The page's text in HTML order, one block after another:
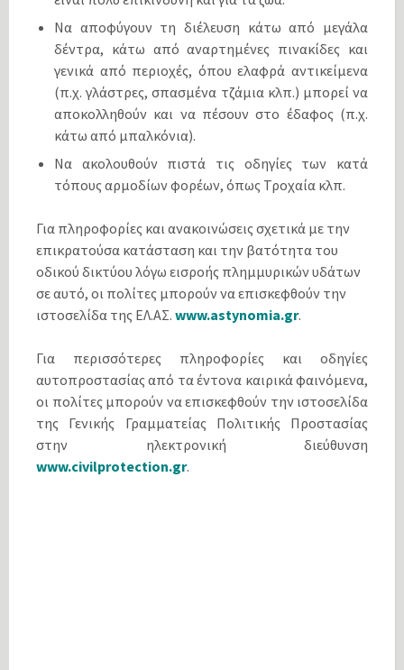
Να αποφύγουν τη διέλευση κάτω από μεγάλα
δέντρα, κάτω από αναρτημένες πινακίδες και
γενικά από περιοχές, όπου ελαφρά αντικείμενα
(π.χ. γλάστρες, σπασμένα τζάμια κλπ.) μπορεί να
αποκολληθούν και να πέσουν στο έδαφος (π.χ.
κάτω από μπαλκόνια).
Να ακολουθούν πιστά τις οδηγίες των κατά
τόπους αρμοδίων φορέων, όπως Τροχαία κλπ.
Για πληροφορίες και ανακοινώσεις σχετικά με την
επικρατούσα κατάσταση και την βατότητα του
οδικού δικτύου λόγω εισροής πλημμυρικών υδάτων
σε αυτό, οι πολίτες μπορούν να επισκεφθούν την
ιστοσελίδα της ΕΛ.ΑΣ. www.astynomia.gr.
Για περισσότερες πληροφορίες και οδηγίες
αυτοπροστασίας από τα έντονα καιρικά φαινόμενα,
οι πολίτες μπορούν να επισκεφθούν την ιστοσελίδα
της Γενικής Γραμματείας Πολιτικής Προστασίας
στην ηλεκτρονική διεύθυνση
www.civilprotection.gr.